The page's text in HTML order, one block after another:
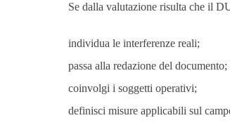
Se dalla valutazione risulta che il
individua le interferenze reali;
passa alla redazione del documento;
coinvolgi i soggetti operativi;
definisci misure applicabili sul